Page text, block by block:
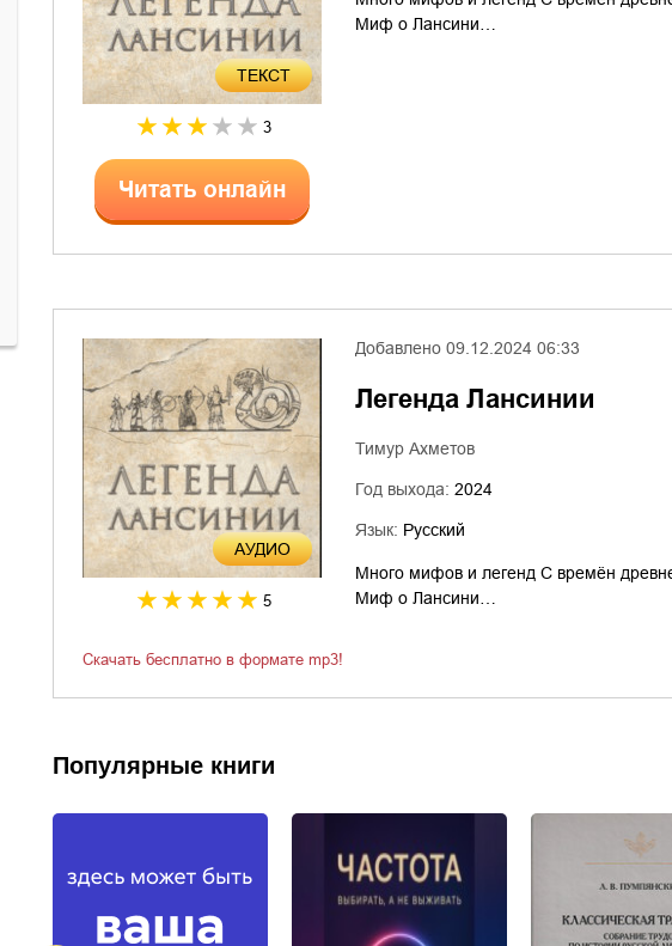
ТЕКСТ
3
Читать онлайн
Миф о Лансини…
AУДИО
5
Добавлено 09.12.2024 06:33
Легенда Лансинии
Тимур Ахметов
Год выхода: 2024
Язык: Русский
Много мифов и легенд С времён
Миф о Лансини…
Скачать бесплатно в формате mp3!
Популярные книги